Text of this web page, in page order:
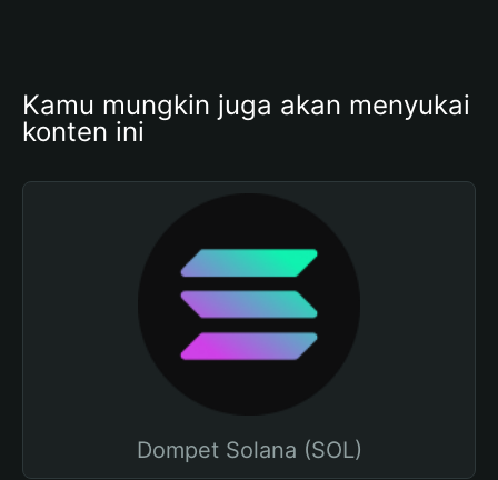
Kamu mungkin juga akan menyukai
konten ini
Dompet Solana (SOL)